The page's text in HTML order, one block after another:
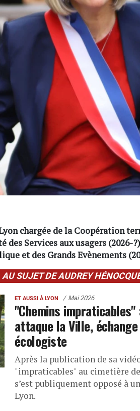
chargée de la Coopération
Services aux usagers (2026-
et des Grands Evènements
AU SUJET DE AUDREY
ET AUSSI À LYON Mai 2026
"Chemins impraticables"
attaque la Ville,
écologiste
Après la publication de sa
"impraticables" au cimetière
s’est publiquement opposé à
Lyon.